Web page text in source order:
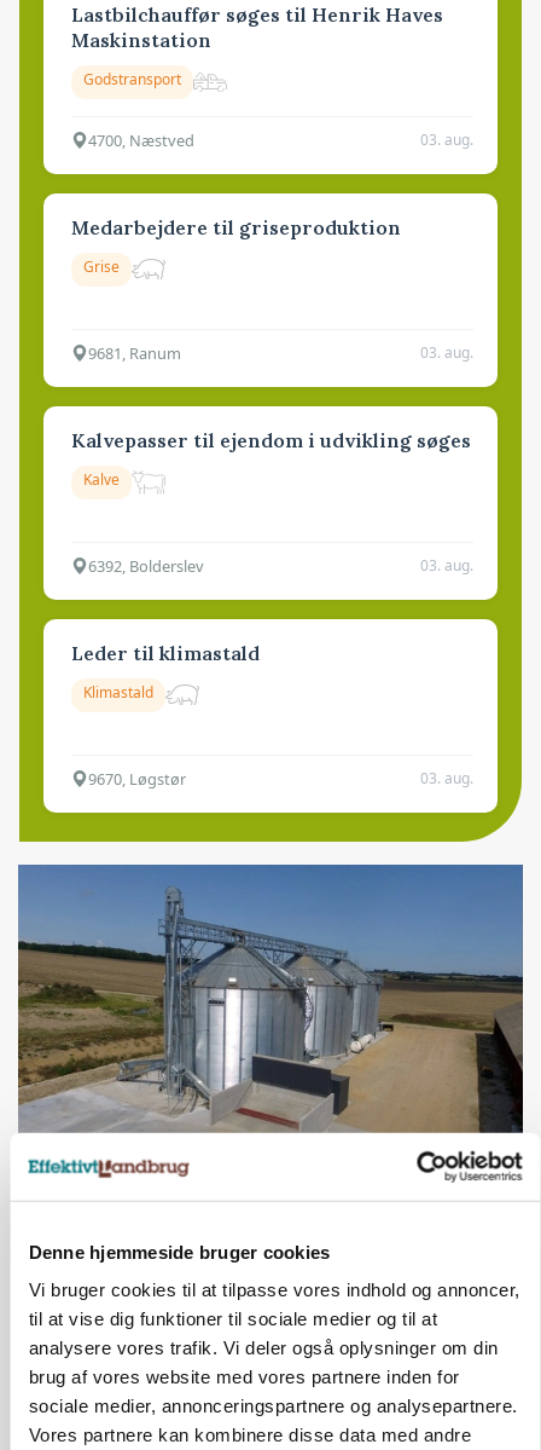
Denne hjemmeside bruger cookies
Vi bruger cookies til at tilpasse vores indhold og annoncer,
til at vise dig funktioner til sociale medier og til at
analysere vores trafik. Vi deler også oplysninger om din
brug af vores website med vores partnere inden for
sociale medier, annonceringspartnere og analysepartnere.
Vores partnere kan kombinere disse data med andre
Lastbilchauffør søges til Henrik Haves
Maskinstation
Godstransport
4700, Næstved 03. aug.
Medarbejdere til griseproduktion
Grise
9681, Ranum 03. aug.
Kalvepasser til ejendom i udvikling søges
Kalve
6392, Bolderslev 03. aug.
Leder til klimastald
Klimastald
9670, Løgstør 03. aug.
BUSINESS
Lokalt generationsskifte skal løfte midtjysk
siloimportør i Norden